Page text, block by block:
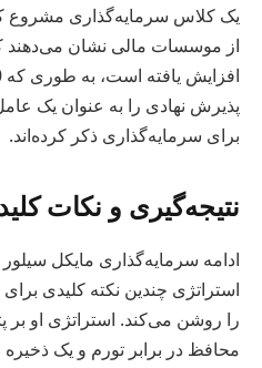
یک کلاس سرمایه‌گذاری
از موسسات مالی نشان می‌دهند
پذیرش نهادی را به عنوان یک
برای سرمایه‌گذاری ذکر کرده‌اند.
نتیجه‌گیری و نکات
ادامه سرمایه‌گذاری مایکل
استراتژی چندین نکته کلیدی
را روشن می‌کند. استراتژی او بر
محافظ در برابر تورم و یک